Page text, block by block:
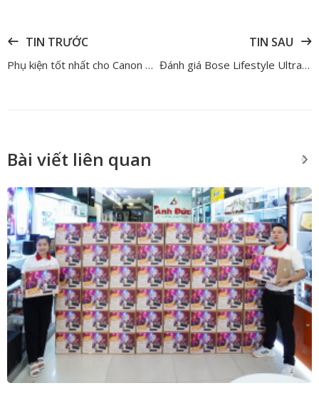
TIN TRƯỚC
Phụ kiện tốt nhất cho Canon R6 V: Đầu tư đúng để khai thác tối đa sức mạnh quay phim hybrid
TIN SAU
Đánh giá Bose Lifestyle Ultra Speaker: Loa surround cao cấp nâng tầm trải nghiệm home theater
Bài viết liên quan